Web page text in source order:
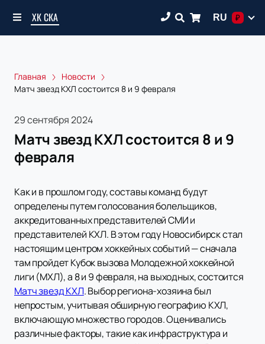
ХК СКА RU ₽
Главная
Новости
Матч звезд КХЛ состоится 8 и 9 февраля
29 сентября 2024
Матч звезд КХЛ состоится 8 и 9
февраля
Как и в прошлом году, составы команд будут
определены путем голосования болельщиков,
аккредитованных представителей СМИ и
представителей КХЛ. В этом году Новосибирск стал
настоящим центром хоккейных событий — сначала
там пройдет Кубок вызова Молодежной хоккейной
лиги (МХЛ), а 8 и 9 февраля, на выходных, состоится
Матч звезд КХЛ. Выбор региона-хозяина был
непростым, учитывая обширную географию КХЛ,
включающую множество городов. Оценивались
различные факторы, такие как инфраструктура и